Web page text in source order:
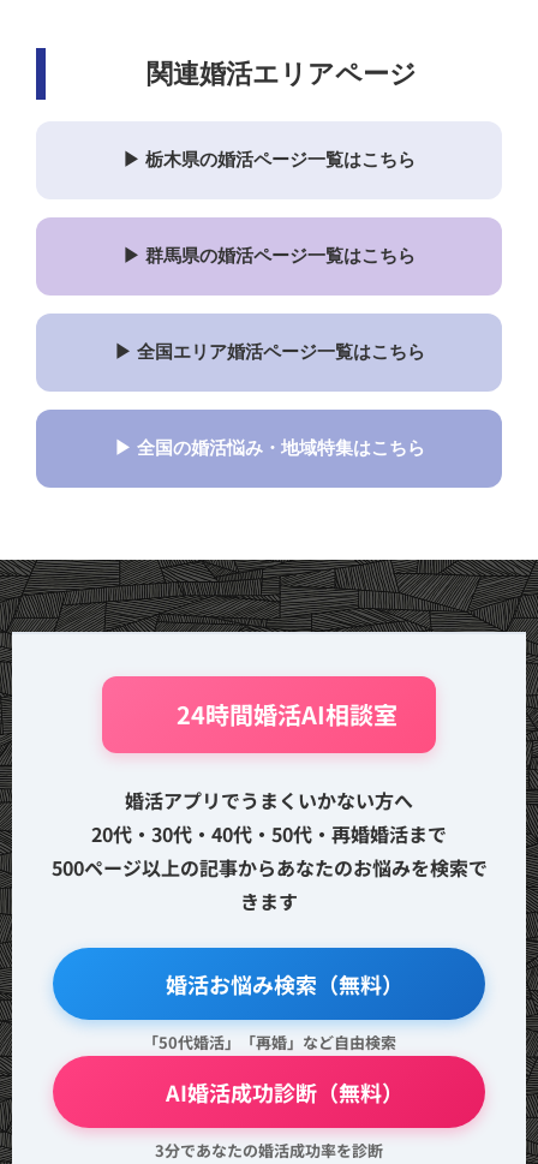
関連婚活エリアページ
▶ 栃木県の婚活ページ一覧はこちら
▶ 群馬県の婚活ページ一覧はこちら
▶ 全国エリア婚活ページ一覧はこちら
▶ 全国の婚活悩み・地域特集はこちら
🤖 24時間婚活AI相談室
婚活アプリでうまくいかない方へ
20代・30代・40代・50代・再婚婚活まで
500ページ以上の記事からあなたのお悩みを検索で
きます
🔍 婚活お悩み検索（無料）
「50代婚活」「再婚」など自由検索
💖 AI婚活成功診断（無料）
3分であなたの婚活成功率を診断